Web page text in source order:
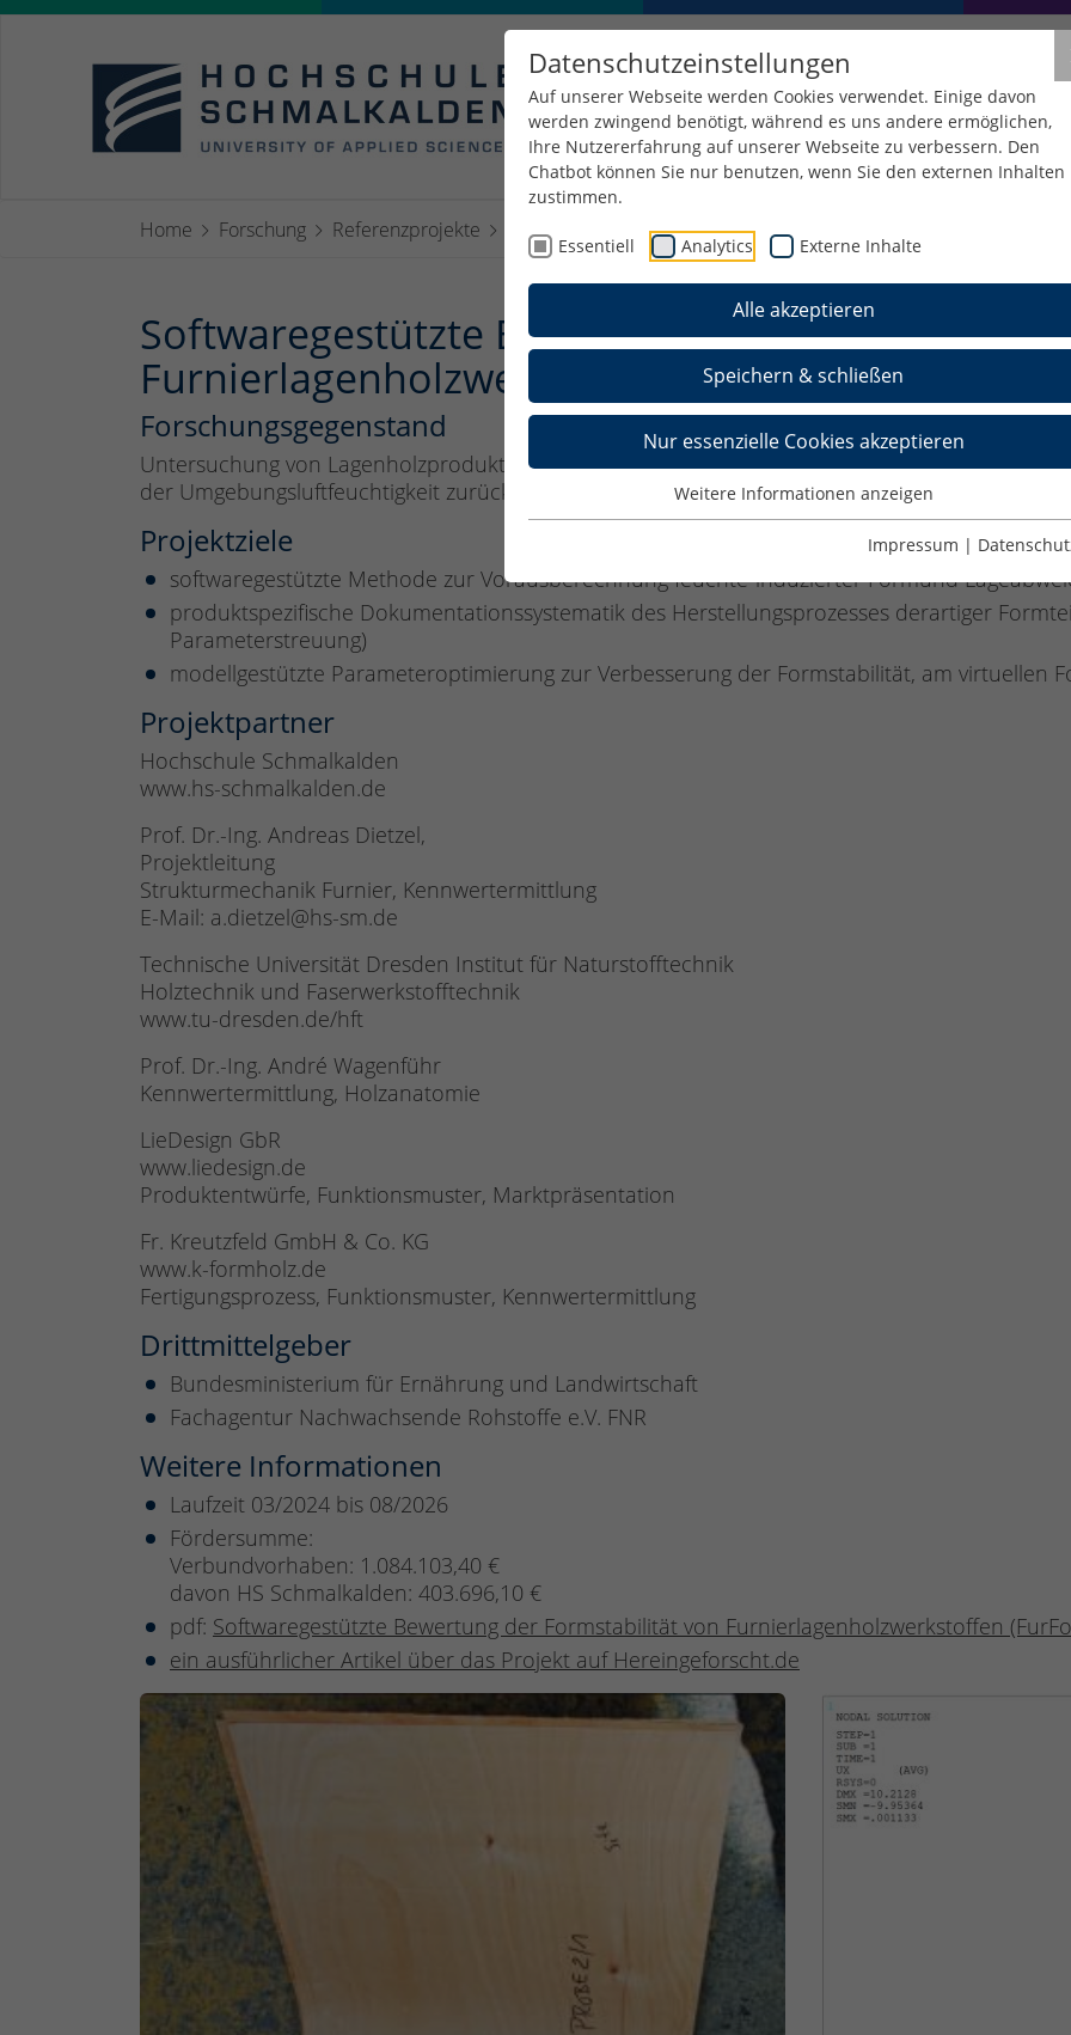
Datenschutzeinstellungen
Auf unserer Webseite werden Cookies verwendet. Einige davon
werden zwingend benötigt, während es uns andere ermöglichen,
Ihre Nutzererfahrung auf unserer Webseite zu verbessern. Den
Chatbot können Sie nur benutzen, wenn Sie den externen Inhalten
zustimmen.
Essentiell Analytics Externe Inhalte
Alle akzeptieren
Speichern & schließen
Nur essenzielle Cookies akzeptieren
Weitere Informationen anzeigen
Impressum |
Home Forschung Referenzprojekte FurForS
Softwaregestützte Bewertung der Formstabilität
Furnierlagenholzwerkstoffen (FurForS)
Forschungsgegenstand
Untersuchung von Lagenholzprodukten in Bezug auf Form- und Lageabweichungen die auf
der Umgebungsluftfeuchtigkeit zurückzuführen sind
Projektziele
softwaregestützte Methode zur Vorausberechnung feuchte-induzierter Formund
produktspezifische Dokumentationssystematik des Herstellungsprozesses derartiger
Parameterstreuung)
modellgestützte Parameteroptimierung zur Verbesserung der Formstabilität, am virtuellen
Projektpartner
Hochschule Schmalkalden
www.hs-schmalkalden.de
Prof. Dr.-Ing. Andreas Dietzel,
Projektleitung
Strukturmechanik Furnier, Kennwertermittlung
E-Mail: a.dietzel@hs-sm.de
Technische Universität Dresden Institut für Naturstofftechnik
Holztechnik und Faserwerkstofftechnik
www.tu-dresden.de/hft
Prof. Dr.-Ing. André Wagenführ
Kennwertermittlung, Holzanatomie
LieDesign GbR
www.liedesign.de
Produktentwürfe, Funktionsmuster, Marktpräsentation
Fr. Kreutzfeld GmbH & Co. KG
www.k-formholz.de
Fertigungsprozess, Funktionsmuster, Kennwertermittlung
Drittmittelgeber
Bundesministerium für Ernährung und Landwirtschaft
Fachagentur Nachwachsende Rohstoffe e.V. FNR
Weitere Informationen
Laufzeit 03/2024 bis 08/2026
Fördersumme:
Verbundvorhaben: 1.084.103,40 €
davon HS Schmalkalden: 403.696,10 €
pdf: Softwaregestützte Bewertung der Formstabilität von Furnierlagenholzwerkstoffen
ein ausführlicher Artikel über das Projekt auf Hereingeforscht.de